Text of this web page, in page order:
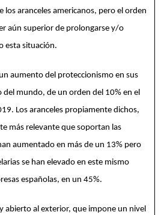
los aranceles americanos, pero el orden
aún superior de prolongarse y/o
esta situación.
aumento del proteccionismo en sus
mundo, de un orden del 10% en el
Los aranceles propiamente dichos,
más relevante que soportan las
aumentado en más de un 13% pero
se han elevado en este mismo
españolas, en un 45%.
abierto al exterior, que impone un nivel